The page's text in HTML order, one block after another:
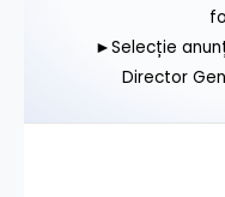
►Selecție
Director